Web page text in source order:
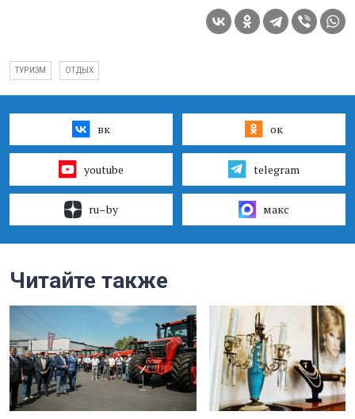
ТУРИЗМ ОТДЫХ
вк ок
youtube telegram
ru–by макс
Читайте также